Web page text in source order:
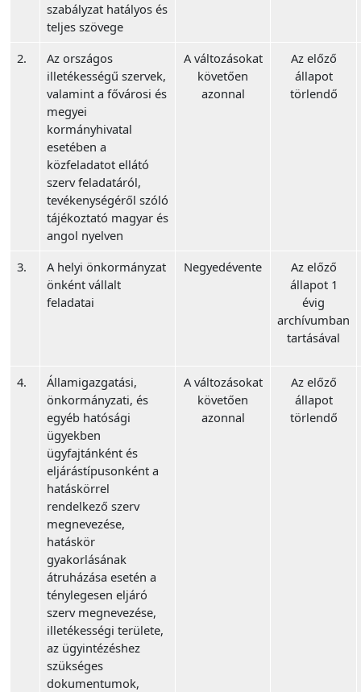
szabályzat hatályos és
teljes szövege
2.
Az országos
illetékességű szervek,
valamint a fővárosi és
megyei
kormányhivatal
esetében a
közfeladatot ellátó
szerv feladatáról,
tevékenységéről szóló
tájékoztató magyar és
angol nyelven
A változásokat
követően
azonnal
Az előző
állapot
törlendő
3.
A helyi önkormányzat
önként vállalt
feladatai
Negyedévente
Az előző
állapot 1
évig
archívumban
tartásával
4.
Államigazgatási,
önkormányzati, és
egyéb hatósági
ügyekben
ügyfajtánként és
eljárástípusonként a
hatáskörrel
rendelkező szerv
megnevezése,
hatáskör
gyakorlásának
átruházása esetén a
ténylegesen eljáró
szerv megnevezése,
illetékességi területe,
az ügyintézéshez
szükséges
dokumentumok,
A változásokat
követően
azonnal
Az előző
állapot
törlendő